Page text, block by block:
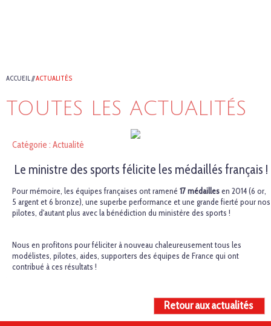
ACCUEIL//ACTUALITÉS
TOUTES LES ACTUALITÉS
Catégorie : Actualité
Le ministre des sports félicite les médaillés français !
Pour mémoire, les équipes françaises ont ramené 17 médaillesen 2014 (6 or,
5 argent et 6 bronze), une superbe performance et une grande fierté pour nos
pilotes, d'autant plus avec la bénédiction du ministère des sports !
Nous en profitons pour féliciter à nouveau chaleureusement tous les
modélistes, pilotes, aides, supporters des équipes de France qui ont
contribué à ces résultats !
Retour aux actualités